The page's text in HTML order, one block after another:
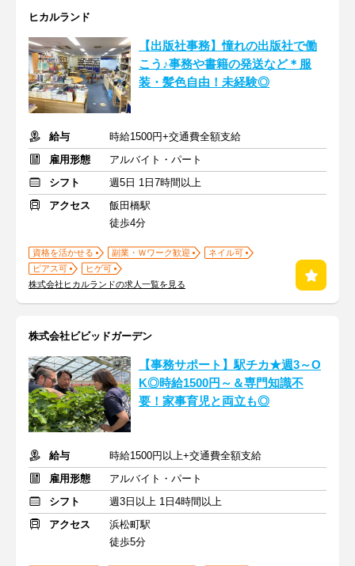
ヒカルランド
【出版社事務】憧れの出版社で働
こう♪事務や書籍の発送など＊服
装・髪色自由！未経験◎
給与
時給1500円+交通費全額支給
雇用形態
アルバイト・パート
シフト
週5日 1日7時間以上
アクセス
飯田橋駅
徒歩4分
資格を活かせる 副業・Ｗワーク歓迎
ネイル可
ピアス可
ヒゲ可
株式会社ヒカルランドの求人一覧を見る
株式会社ビビッドガーデン
【事務サポート】駅チカ★週3～O
K◎時給1500円～＆専門知識不
要！家事育児と両立も◎
給与
時給1500円以上+交通費全額支給
雇用形態
アルバイト・パート
シフト
週3日以上 1日4時間以上
アクセス
浜松町駅
徒歩5分